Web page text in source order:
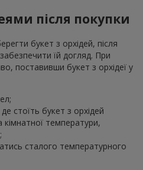
після покупки
букет з орхідей, після
їй догляд. При
поставивши букет з орхідеї у
стоїть букет з орхідей
температури,
сталого температурного